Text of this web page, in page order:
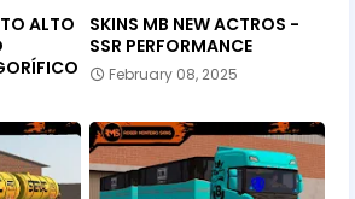
ALTO
SKINS MB NEW ACTROS -
SSR PERFORMANCE
February 08, 2025